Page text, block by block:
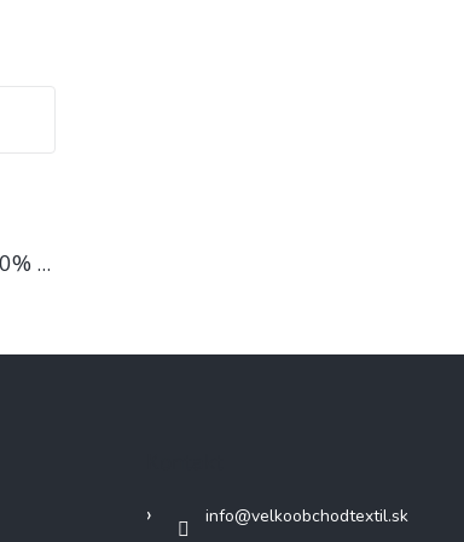
Pánske čierne tričko Classic 100% Bavlna
info@velkoobchodtextil.sk